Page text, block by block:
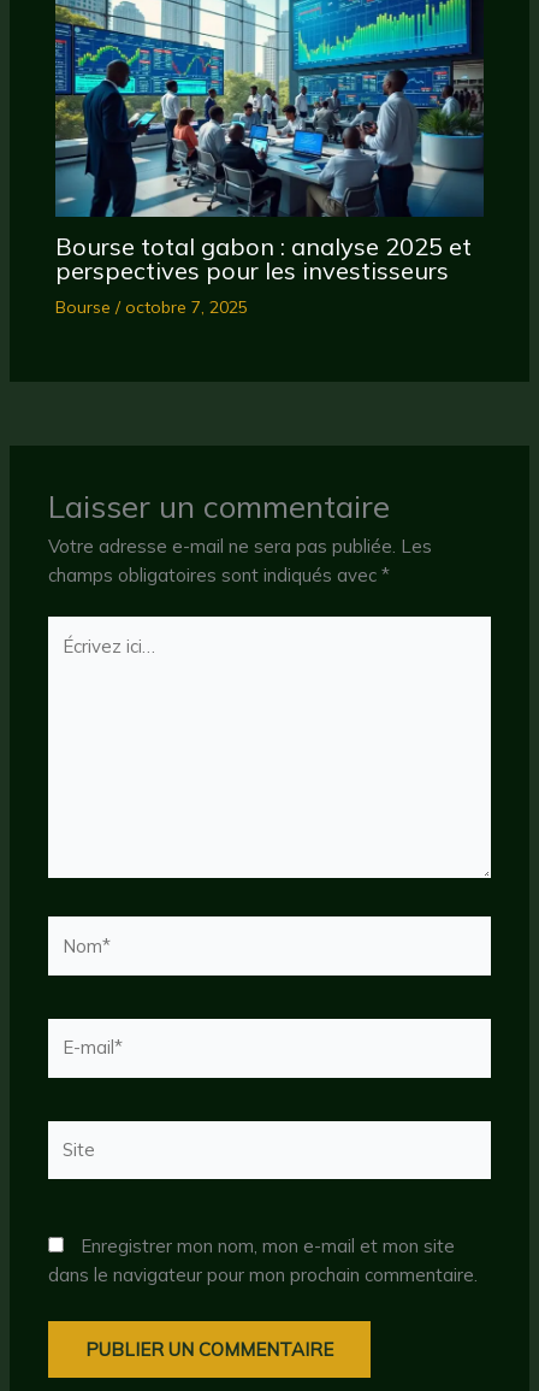
Bourse total gabon : analyse 2025 et
perspectives pour les investisseurs
Bourse /octobre 7, 2025
Laisser un commentaire
Votre adresse e-mail ne sera pas publiée. Les
champs obligatoires sont indiqués avec*
Écrivez
ici…
mail*
Enregistrer mon nom, mon e-mail et mon site
dans le navigateur pour mon prochain commentaire.